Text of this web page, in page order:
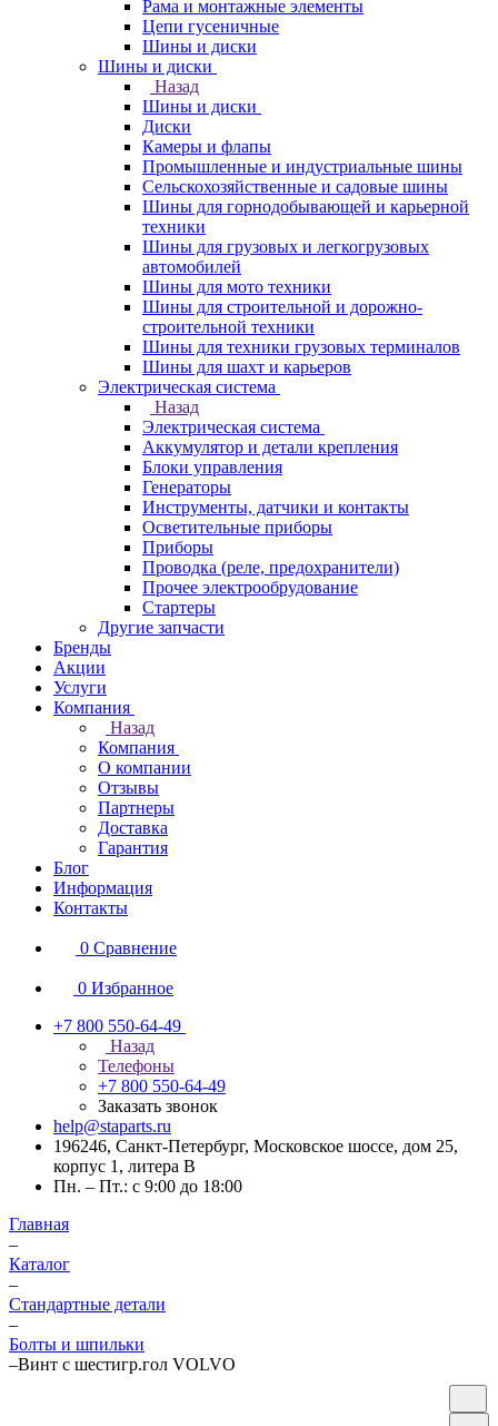
Рама и монтажные элементы
Цепи гусеничные
Шины и диски
Шины и диски
Назад
Шины и диски
Диски
Камеры и флапы
Промышленные и индустриальные шины
Сельскохозяйственные и садовые шины
Шины для горнодобывающей и карьерной
техники
Шины для грузовых и легкогрузовых
автомобилей
Шины для мото техники
Шины для строительной и дорожно-
строительной техники
Шины для техники грузовых терминалов
Шины для шахт и карьеров
Электрическая система
Назад
Электрическая система
Аккумулятор и детали крепления
Блоки управления
Генераторы
Инструменты, датчики и контакты
Осветительные приборы
Приборы
Проводка (реле, предохранители)
Прочее электрообрудование
Стартеры
Другие запчасти
Бренды
Акции
Услуги
Компания
Назад
Компания
О компании
Отзывы
Партнеры
Доставка
Гарантия
Блог
Информация
Контакты
0 Сравнение
0 Избранное
+7 800 550-64-49
Назад
Телефоны
+7 800 550-64-49
Заказать звонок
help@staparts.ru
196246, Санкт-Петербург, Московское шоссе, дом 25,
корпус 1, литера В
Пн. – Пт.: с 9:00 до 18:00
Главная
–
Каталог
–
Стандартные детали
–
Болты и шпильки
–Винт с шестигр.гол VOLVO